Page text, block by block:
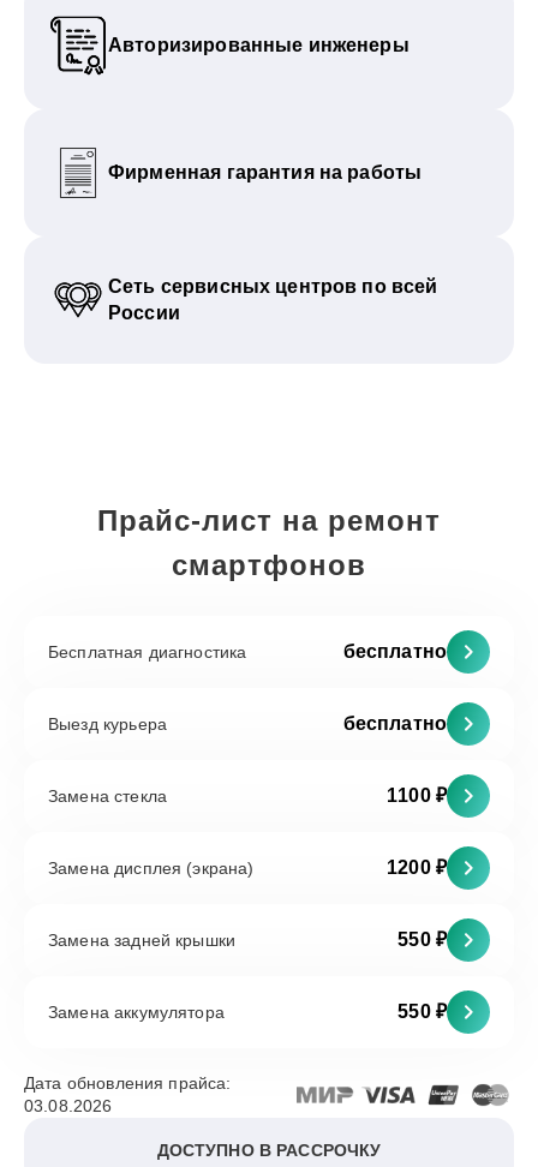
Авторизированные инженеры
Фирменная гарантия на работы
Сеть сервисных центров по всей
России
Прайс-лист на ремонт
смартфонов
Бесплатная диагностика бесплатно
Выезд курьера бесплатно
Замена стекла 1100 ₽
Замена дисплея (экрана) 1200 ₽
Замена задней крышки 550 ₽
Замена аккумулятора 550 ₽
Дата обновления прайса:
03.08.2026
ДОСТУПНО В РАССРОЧКУ